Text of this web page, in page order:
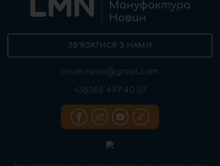
ЗВ’ЯЗАТИСЯ З НАМИ
lviv.m.news@gmail.com
+38068 497 40 07